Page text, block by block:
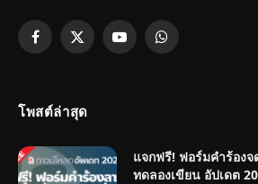
Facebook
X
YouTubeWhatsApp
โพสต์ล่าสุด
แจกฟรี! ฟอร์มคำร้อง
ทดลองเขียน อัปเดต